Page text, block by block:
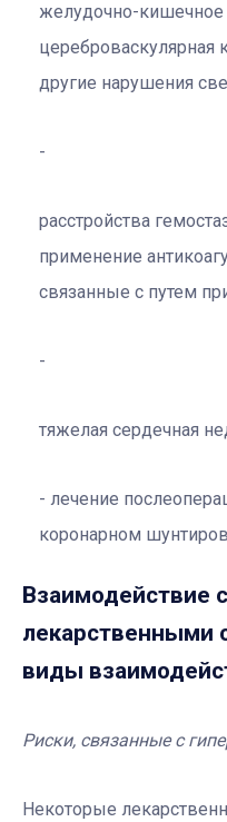
желудочно-кишечное
цереброваскулярная
другие нарушения
расстройства
применение
связанные с путем
тяжелая сердечная
лечение
коронарном
Взаимодействие
лекарственными
виды
Риски, связанные с
Некоторые